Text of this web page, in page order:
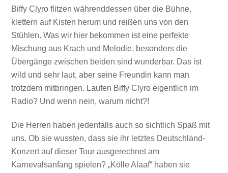
Biffy Clyro flitzen währenddessen über die Bühne,
klettern auf Kisten herum und reißen uns von den
Stühlen. Was wir hier bekommen ist eine perfekte
Mischung aus Krach und Melodie, besonders die
Übergänge zwischen beiden sind wunderbar. Das ist
wild und sehr laut, aber seine Freundin kann man
trotzdem mitbringen. Laufen Biffy Clyro eigentlich im
Radio? Und wenn nein, warum nicht?!
Die Herren haben jedenfalls auch so sichtlich Spaß mit
uns. Ob sie wussten, dass sie ihr letztes Deutschland-
Konzert auf dieser Tour ausgerechnet am
Karnevalsanfang spielen? „Kölle Alaaf“ haben sie